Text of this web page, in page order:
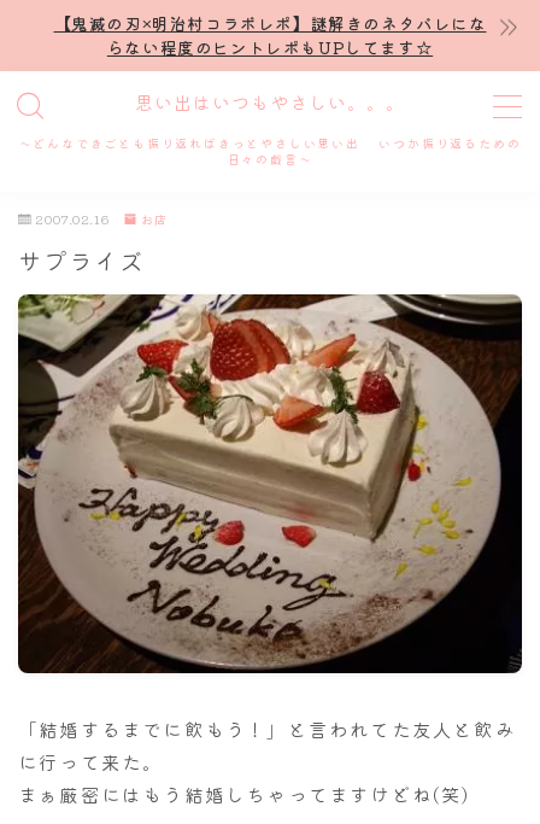
【鬼滅の刃×明治村コラボレポ】謎解きのネタバレにな
らない程度のヒントレポもUPしてます☆
思い出はいつもやさしい。。。
～どんなできごとも振り返ればきっとやさしい思い出 いつか振り返るための
日々の戯言～
MENU
プロフィール
謎解き
ホテル滞在記
舞台・ライブ
名古屋
ナナちゃん人形
2007.02.16 お店
サプライズ
「結婚するまでに飲もう！」と言われてた友人と飲み
に行って来た。
まぁ厳密にはもう結婚しちゃってますけどね(笑)